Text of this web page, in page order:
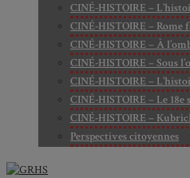
CINÉ-HISTOIRE –
CINÉ-HISTOIRE – Rome
CINÉ-HISTOIRE – À
CINÉ-HISTOIRE – Sous
CINÉ-HISTOIRE –
CINÉ-HISTOIRE – Le 18e
CINÉ-HISTOIRE –
Perspectives citoyennes